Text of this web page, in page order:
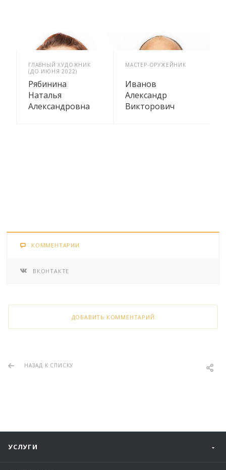
ГЛАВНЫЙ ХУДОЖНИК
(ДО ИЮНЯ 2022)
Рябинина
Наталья
Александровна
МАСТЕР-ОРУЖЕЙНИК
Иванов
Александр
Викторович
КОММЕНТАРИИ
ВКОНТАКТЕ
ДОБАВИТЬ КОММЕНТАРИЙ
НАЗАД К СПИСКУ
УСЛУГИ